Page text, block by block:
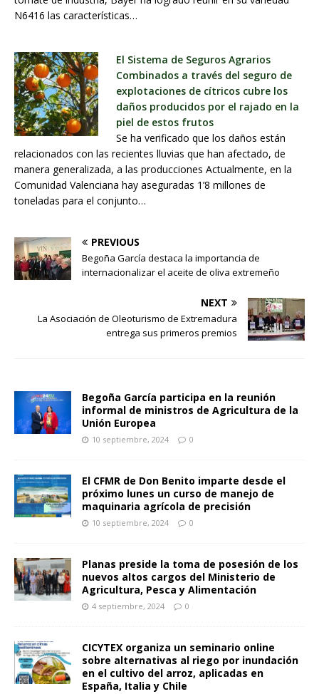
N6416 las características…
El Sistema de Seguros Agrarios
Combinados a través del seguro de
explotaciones de cítricos cubre los
daños producidos por el rajado en la
piel de estos frutos
Se ha verificado que los daños están
relacionados con las recientes lluvias que han afectado, de
manera generalizada, a las producciones Actualmente, en la
Comunidad Valenciana hay aseguradas 1’8 millones de
toneladas para el conjunto…
PREVIOUS
Begoña García destaca la importancia de
internacionalizar el aceite de oliva extremeño
NEXT
La Asociación de Oleoturismo de Extremadura
entrega sus primeros premios
Begoña García participa en la reunión
informal de ministros de Agricultura de la
Unión Europea
10 septiembre, 2024 0
El CFMR de Don Benito imparte desde el
próximo lunes un curso de manejo de
maquinaria agrícola de precisión
10 septiembre, 2024 0
Planas preside la toma de posesión de los
nuevos altos cargos del Ministerio de
Agricultura, Pesca y Alimentación
4 septiembre, 2024 0
CICYTEX organiza un seminario online
sobre alternativas al riego por inundación
en el cultivo del arroz, aplicadas en
España, Italia y Chile